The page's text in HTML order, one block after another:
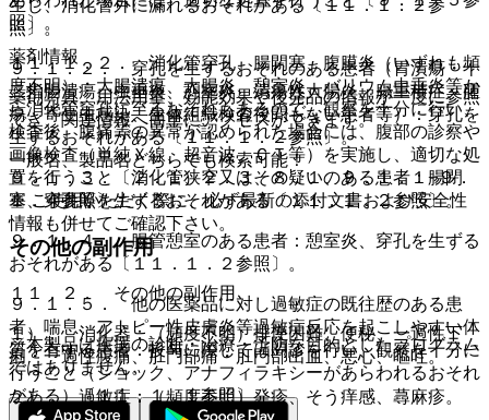
生じ、消化管外に漏れるおそれがある〔１１．１．２参
照〕。
９．１．２． 穿孔を生ずるおそれのある患者（胃潰瘍・十
二指腸潰瘍、虫垂炎、憩室炎、潰瘍性大腸炎、腸重積症、腫
瘍、寄生虫感染、生体組織検査後間もない患者等）：穿孔を
生ずるおそれがある〔１１．１．２参照〕。
９．１．３． 消化管狭窄又はその疑いのある患者：腸閉
塞、穿孔等を生ずるおそれがある〔１１．１．２参照〕。
９．１．４． 腸管憩室のある患者：憩室炎、穿孔を生ずる
おそれがある〔１１．１．２参照〕。
９．１．５． 他の医薬品に対し過敏症の既往歴のある患
者、喘息、アトピー性皮膚炎等過敏症反応を起こしやすい体
質を有する患者：投与に際しては問診を行い、観察を十分に
行うこと（ショック、アナフィラキシーがあらわれるおそれ
がある）〔１１．１．１参照〕。
照〕。
１１．１．２． 消化管穿孔、腸閉塞、腹膜炎（いずれも頻
度不明）：大腸潰瘍、大腸炎、憩室炎、バリウム虫垂炎等か
ら消化管穿孔に至るおそれもあるので、観察を十分に行い、
検査後、腹痛等の異常が認められた場合には、腹部の診察や
画像検査（単純Ｘ線、超音波、ＣＴ等）を実施し、適切な処
置を行うこと〔２．１、２．３、８．１、９．１．１−９．
１．４参照〕。
その他の副作用
１１．２． その他の副作用
１）． 消化器：（頻度不明）排便困難、便秘、一過性下
痢・一過性腹痛、肛門部痛・肛門部出血、悪心、嘔吐。
２）． 過敏症：（頻度不明）発疹、そう痒感、蕁麻疹。
薬剤情報
薬剤写真、用法用量、効能効果や後発品の情報が一度に参照
でき、関連情報へ簡単にアクセスができます。
一般名、製品名どちらでも検索可能！
※ ご使用いただく際に、必ず最新の添付文書および安全性
情報も併せてご確認下さい。
※本製品は疾病の診断・治療・予防を目的としたプログラム
ではありません。